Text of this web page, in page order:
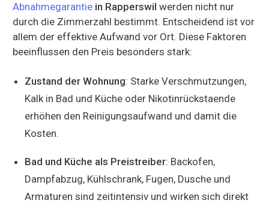
Abnahmegarantie in Rapperswil werden nicht nur
durch die Zimmerzahl bestimmt. Entscheidend ist vor
allem der effektive Aufwand vor Ort. Diese Faktoren
beeinflussen den Preis besonders stark:
Zustand der Wohnung: Starke Verschmutzungen,
Kalk in Bad und Küche oder Nikotinrückstaende
erhöhen den Reinigungsaufwand und damit die
Kosten.
Bad und Küche als Preistreiber: Backofen,
Dampfabzug, Kühlschrank, Fugen, Dusche und
Armaturen sind zeitintensiv und wirken sich direkt